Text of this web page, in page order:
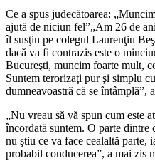
Ce a spus judecătoarea:
ajută de niciun fel”„Am 26 de
îl susţin pe colegul Laurenţiu
dacă va fi contrazis este o
Bucureşti, muncim foarte mult,
Suntem terorizaţi pur şi simplu
dumneavoastră că se întâmplă”,
„Nu vreau să vă spun cum este
încordată suntem. O parte
nu ştiu ce va face cealaltă parte,
probabil conducerea”, a mai zis